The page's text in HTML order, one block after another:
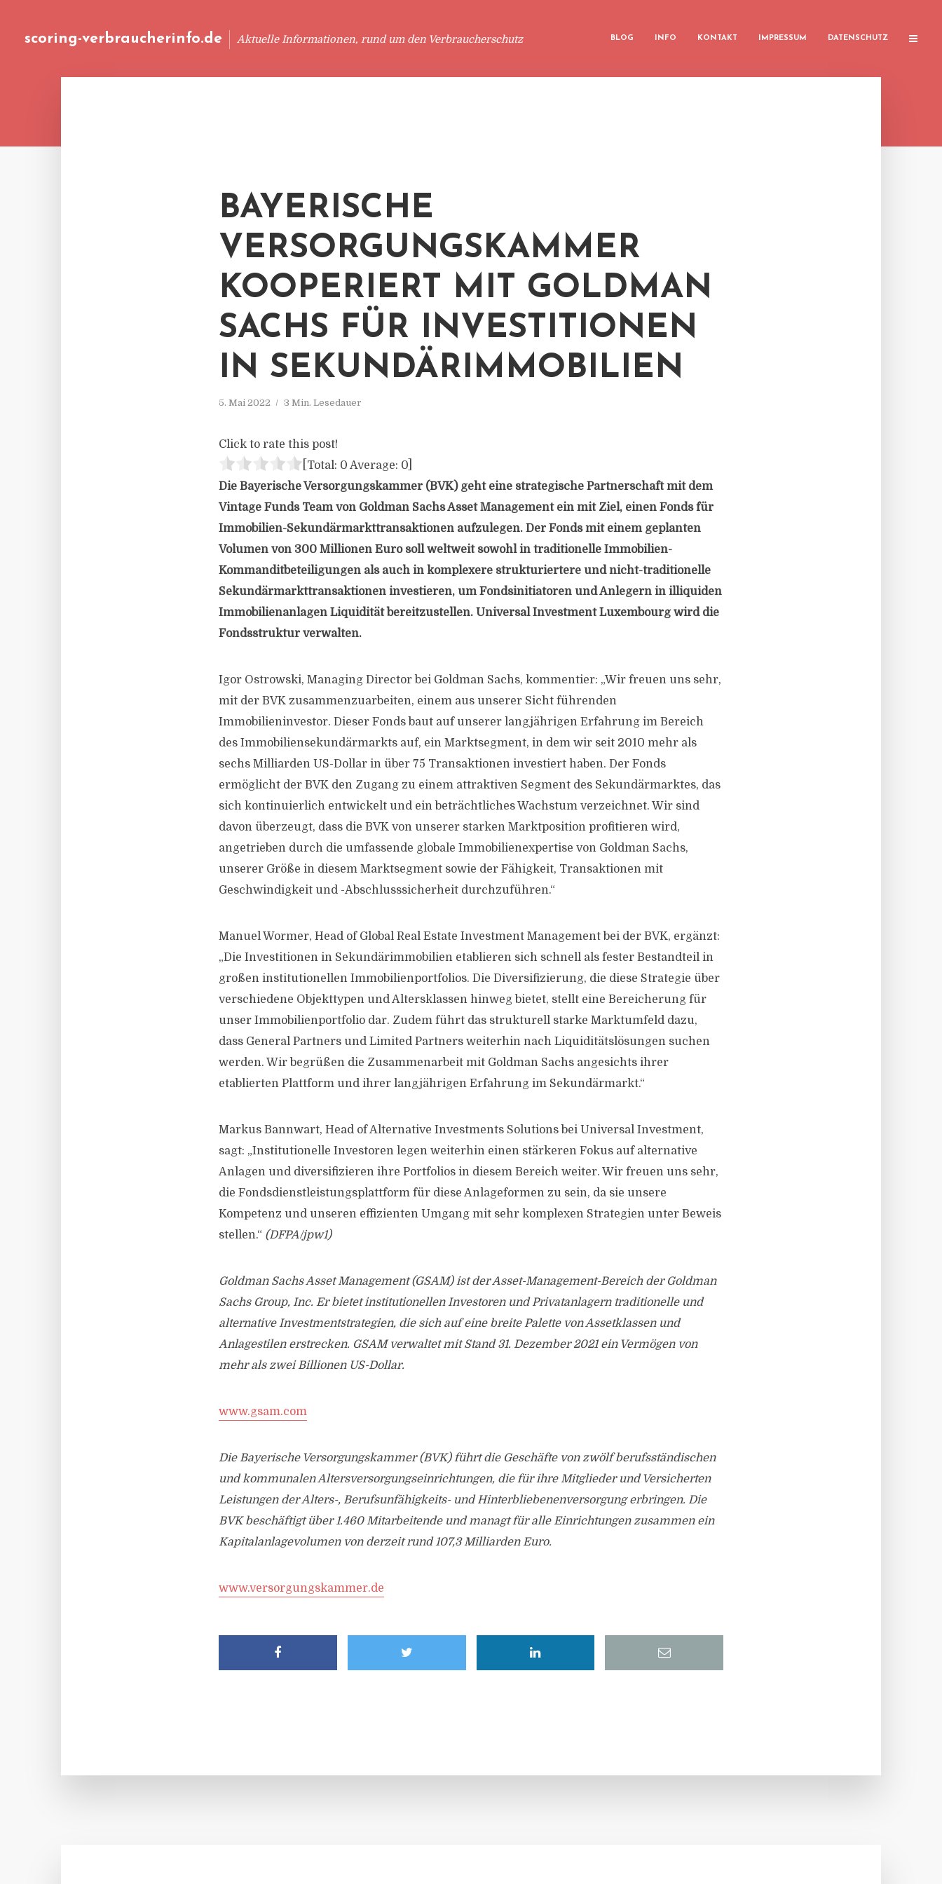
scoring-verbraucherinfo.de Aktuelle Informationen, rund um den Verbraucherschutz BLOG INFO KONTAKT IMPRESSUM DATENSCHUTZ
BAYERISCHE
VERSORGUNGSKAMMER
KOOPERIERT MIT GOLDMAN
SACHS FÜR INVESTITIONEN
IN SEKUNDÄRIMMOBILIEN
5. Mai 2022 3 Min. Lesedauer
Click to rate this post!
[Total: 0 Average: 0
Die Bayerische Versorgungskammer (BVK) geht eine strategische Partnerschaft mit dem
Vintage Funds Team von Goldman Sachs Asset Management ein mit Ziel, einen Fonds für
Immobilien-Sekundärmarkttransaktionen aufzulegen. Der Fonds mit einem geplanten
Volumen von 300 Millionen Euro soll weltweit sowohl in traditionelle Immobilien-
Kommanditbeteiligungen als auch in komplexere strukturiertere und nicht-traditionelle
Sekundärmarkttransaktionen investieren, um Fondsinitiatoren und Anlegern in illiquiden
Immobilienanlagen Liquidität bereitzustellen. Universal Investment Luxembourg wird die
Fondsstruktur verwalten.
Igor Ostrowski, Managing Director bei Goldman Sachs, kommentier: „Wir freuen uns sehr,
mit der BVK zusammenzuarbeiten, einem aus unserer Sicht führenden
Immobilieninvestor. Dieser Fonds baut auf unserer langjährigen Erfahrung im Bereich
des Immobiliensekundärmarkts auf, ein Marktsegment, in dem wir seit 2010 mehr als
sechs Milliarden US-Dollar in über 75 Transaktionen investiert haben. Der Fonds
ermöglicht der BVK den Zugang zu einem attraktiven Segment des Sekundärmarktes, das
sich kontinuierlich entwickelt und ein beträchtliches Wachstum verzeichnet. Wir sind
davon überzeugt, dass die BVK von unserer starken Marktposition profitieren wird,
angetrieben durch die umfassende globale Immobilienexpertise von Goldman Sachs,
unserer Größe in diesem Marktsegment sowie der Fähigkeit, Transaktionen mit
Geschwindigkeit und -Abschlusssicherheit durchzuführen.“
Manuel Wormer, Head of Global Real Estate Investment Management bei der BVK, ergänzt:
„Die Investitionen in Sekundärimmobilien etablieren sich schnell als fester Bestandteil in
großen institutionellen Immobilienportfolios. Die Diversifizierung, die diese Strategie über
verschiedene Objekttypen und Altersklassen hinweg bietet, stellt eine Bereicherung für
unser Immobilienportfolio dar. Zudem führt das strukturell starke Marktumfeld dazu,
dass General Partners und Limited Partners weiterhin nach Liquiditätslösungen suchen
werden. Wir begrüßen die Zusammenarbeit mit Goldman Sachs angesichts ihrer
etablierten Plattform und ihrer langjährigen Erfahrung im Sekundärmarkt.“
Markus Bannwart, Head of Alternative Investments Solutions bei Universal Investment,
sagt: „Institutionelle Investoren legen weiterhin einen stärkeren Fokus auf alternative
Anlagen und diversifizieren ihre Portfolios in diesem Bereich weiter. Wir freuen uns sehr,
die Fondsdienstleistungsplattform für diese Anlageformen zu sein, da sie unsere
Kompetenz und unseren effizienten Umgang mit sehr komplexen Strategien unter Beweis
stellen.“ (DFPA/jpw1)
Goldman Sachs Asset Management (GSAM) ist der Asset-Management-Bereich der Goldman
Sachs Group, Inc. Er bietet institutionellen Investoren und Privatanlagern traditionelle und
alternative Investmentstrategien, die sich auf eine breite Palette von Assetklassen und
Anlagestilen erstrecken. GSAM verwaltet mit Stand 31. Dezember 2021 ein Vermögen von
mehr als zwei Billionen US-Dollar.
www.gsam.com
Die Bayerische Versorgungskammer (BVK) führt die Geschäfte von zwölf berufsständischen
und kommunalen Altersversorgungseinrichtungen, die für ihre Mitglieder und Versicherten
Leistungen der Alters-, Berufsunfähigkeits- und Hinterbliebenenversorgung erbringen. Die
BVK beschäftigt über 1.460 Mitarbeitende und managt für alle Einrichtungen zusammen ein
Kapitalanlagevolumen von derzeit rund 107,3 Milliarden Euro.
www.versorgungskammer.de